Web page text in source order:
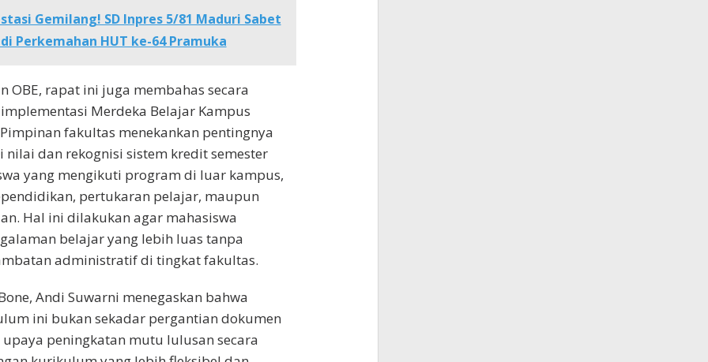
Gemilang! SD Inpres 5/81 Maduri Sabet
Perkemahan HUT ke-64 Pramuka
OBE, rapat ini juga membahas secara
Merdeka Belajar Kampus
fakultas menekankan pentingnya
nilai dan rekognisi sistem kredit semester
yang mengikuti program di luar kampus,
pertukaran pelajar, maupun
Hal ini dilakukan agar mahasiswa
belajar yang lebih luas tanpa
administratif di tingkat fakultas.
Andi Suwarni menegaskan bahwa
ini bukan sekadar pergantian dokumen
peningkatan mutu lulusan secara